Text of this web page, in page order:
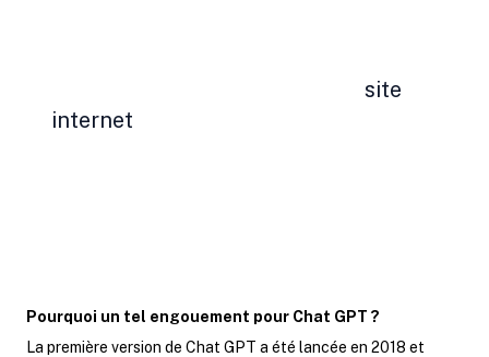
site
internet
Pourquoi un tel engouement pour Chat GPT ?
La première version de Chat GPT a été lancée en 2018 et